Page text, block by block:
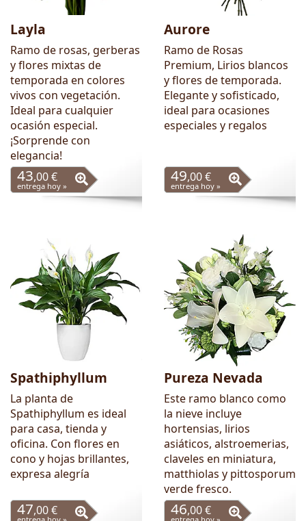
Layla
Ramo de rosas, gerberas
y flores mixtas de
temporada en colores
vivos con vegetación.
Ideal para cualquier
ocasión especial.
¡Sorprende con
elegancia!
43,00 €
entrega hoy »
Aurore
Ramo de Rosas
Premium, Lirios blancos
y flores de temporada.
Elegante y sofisticado,
ideal para ocasiones
especiales y regalos
49,00 €
entrega hoy »
Spathiphyllum
La planta de
Spathiphyllum es ideal
para casa, tienda y
oficina. Con flores en
cono y hojas brillantes,
expresa alegría
47,00 €
Pureza Nevada
Este ramo blanco como
la nieve incluye
hortensias, lirios
asiáticos, alstroemerias,
claveles en miniatura,
matthiolas y pittosporum
verde fresco.
46,00 €